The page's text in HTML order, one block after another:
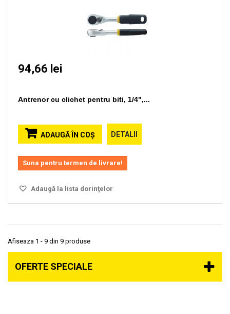
94,66 lei
Antrenor cu clichet pentru biti, 1/4",...
ADAUGĂ ÎN COŞ DETALII
Suna pentru termen de livrare!
Adaugă la lista dorinţelor
Afiseaza 1 - 9 din 9 produse
OFERTE SPECIALE